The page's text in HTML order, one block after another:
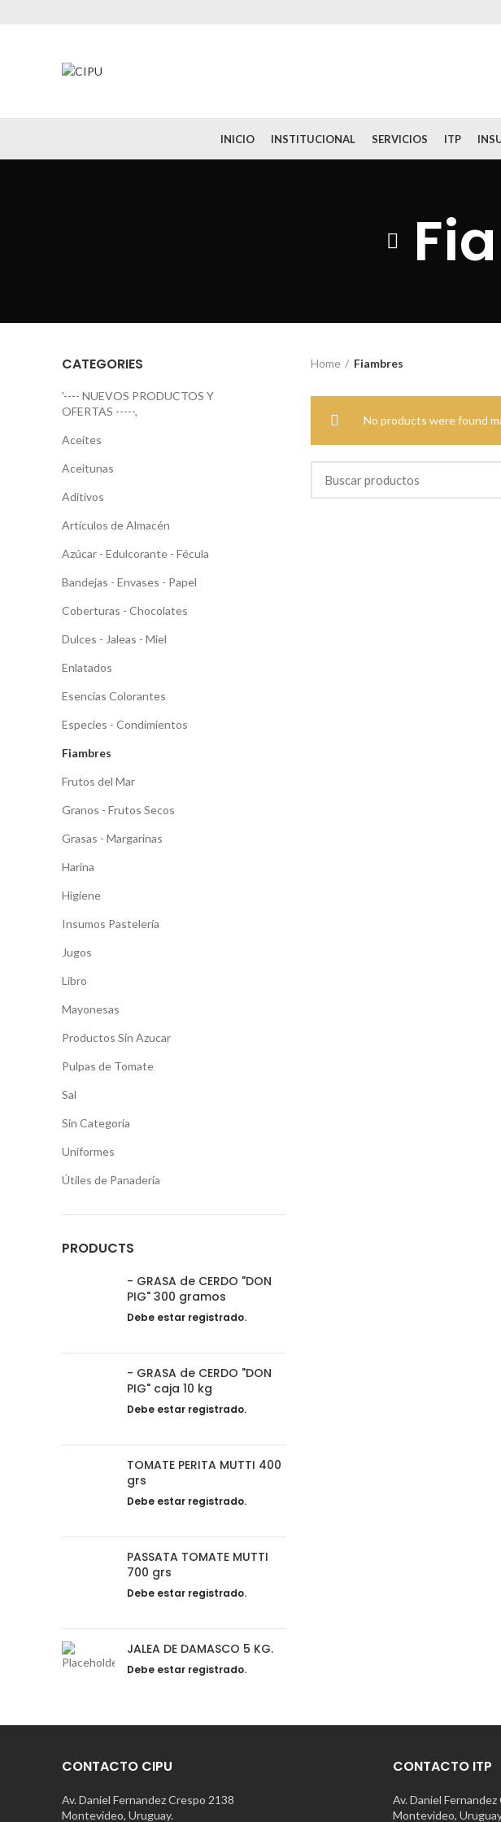
INICIO INSTITUCIONAL SERVICIOS ITP
CATEGORIES
'---- NUEVOS PRODUCTOS Y
OFERTAS -----,
Aceites
Aceitunas
Aditivos
Artículos de Almacén
Azúcar - Edulcorante - Fécula
Bandejas - Envases - Papel
Coberturas - Chocolates
Dulces - Jaleas - Miel
Enlatados
Esencias Colorantes
Especies - Condimientos
Fiambres
Frutos del Mar
Granos - Frutos Secos
Grasas - Margarinas
Harina
Higiene
Insumos Pastelería
Jugos
Libro
Mayonesas
Productos Sin Azucar
Pulpas de Tomate
Sal
Sin Categoria
Uniformes
Útiles de Panadería
PRODUCTS
- GRASA de CERDO "DON
PIG" 300 gramos
Debe estar registrado.
- GRASA de CERDO "DON
PIG" caja 10 kg
Debe estar registrado.
TOMATE PERITA MUTTI 400
grs
Debe estar registrado.
PASSATA TOMATE MUTTI
700 grs
Debe estar registrado.
JALEA DE DAMASCO 5 KG.
Debe estar registrado.
Home Fiambres
No products were found
CONTACTO CIPU
Av. Daniel Fernandez Crespo 2138
Montevideo, Uruguay.
CONTACTO ITP
Av. Daniel
Montevideo,